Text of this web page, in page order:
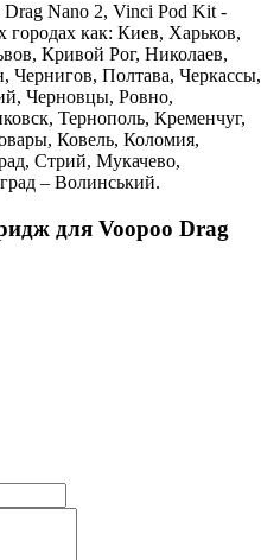
Nano 2, Vinci Pod Kit -
как: Киев, Харьков,
Кривой Рог, Николаев,
Полтава, Черкассы,
Черновцы, Ровно,
Тернополь, Кременчуг,
Ковель, Коломия,
Стрий, Мукачево,
– Волинський.
для Voopoo Drag